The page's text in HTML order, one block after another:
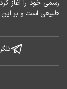
طبیعی است و بر این